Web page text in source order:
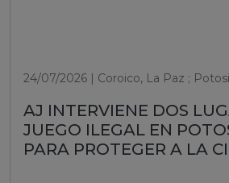
24/07/2026 | Coroico, La Paz ; Potosi
AJ INTERVIENE DOS
JUEGO ILEGAL EN
PARA PROTEGER A LA